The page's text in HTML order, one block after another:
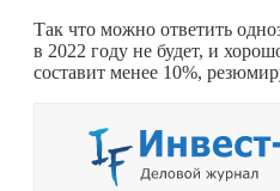
Так что можно ответить
в 2022 году не будет, и
составит менее 10%,